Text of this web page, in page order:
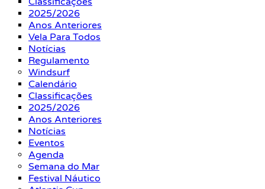
2025/2026
Anos Anteriores
Vela Para Todos
Notícias
Regulamento
Windsurf
Calendário
Classificações
2025/2026
Anos Anteriores
Notícias
Eventos
Agenda
Semana do Mar
Festival Náutico